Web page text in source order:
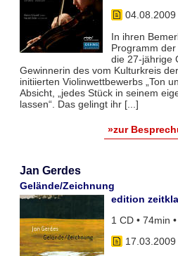
04.08.2009
In ihren
Programm
die 27-jährige
Gewinnerin des vom Kulturkreis
initiierten Violinwettbewerbs „Ton
Absicht, „jedes Stück in seinem
lassen“. Das gelingt ihr [...]
»zur
Jan Gerdes
Gelände/Zeichnung
edition
1 CD • 74min
17.03.2009